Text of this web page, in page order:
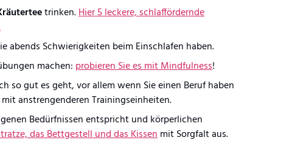
trinken.Hier 5 leckere, schlaffördernde
abends Schwierigkeiten beim Einschlafen haben.
machen: probieren Sie es mit Mindfulness!
so gut es geht, vor allem wenn Sie einen Beruf haben
anstrengenderen Trainingseinheiten.
Bedürfnissen entspricht und körperlichen
das Bettgestell und das Kissenmit Sorgfalt aus.